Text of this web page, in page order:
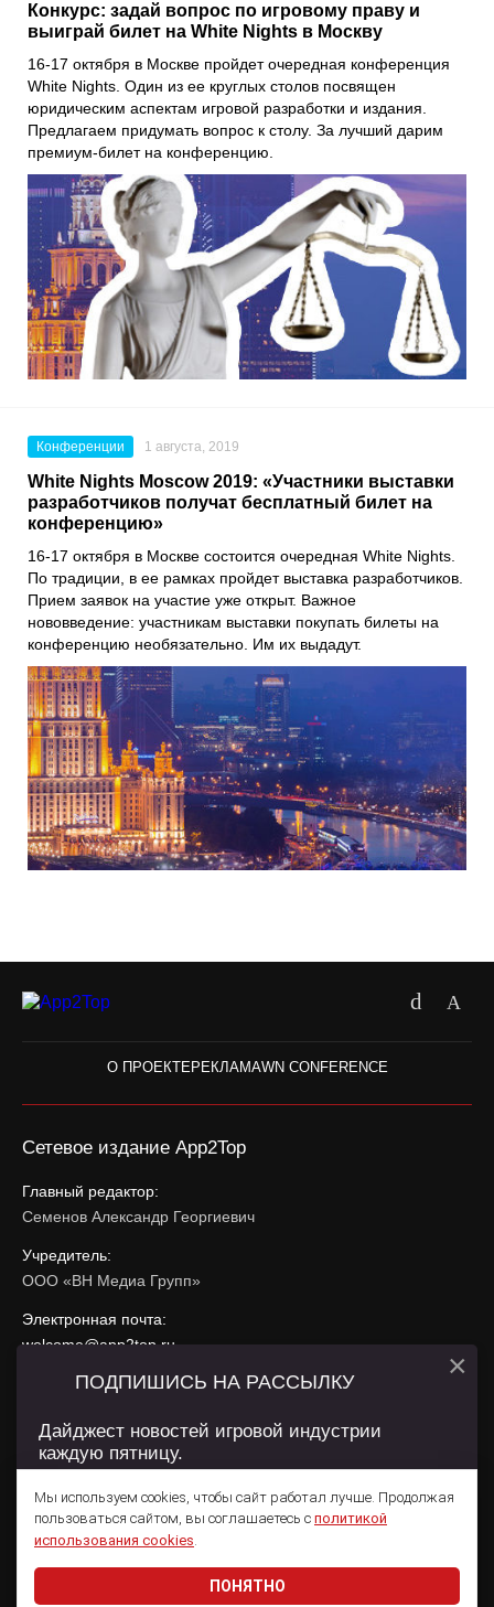
Конкурс: задай вопрос по игровому праву и
выиграй билет на White Nights в Москву
16-17 октября в Москве пройдет очередная конференция
White Nights. Один из ее круглых столов посвящен
юридическим аспектам игровой разработки и издания.
Предлагаем придумать вопрос к столу. За лучший дарим
премиум-билет на конференцию.
Конференции 1 августа, 2019
White Nights Moscow 2019: «Участники выставки
разработчиков получат бесплатный билет на
конференцию»
16-17 октября в Москве состоится очередная White Nights.
По традиции, в ее рамках пройдет выставка разработчиков.
Прием заявок на участие уже открыт. Важное
нововведение: участникам выставки покупать билеты на
конференцию необязательно. Им их выдадут.
О ПРОЕКТЕРЕКЛАМАWN CONFERENCE
Сетевое издание App2Top
Главный редактор:
Семенов Александр Георгиевич
Учредитель:
ООО «ВН Медиа Групп»
Электронная почта:
welcome@app2top.ru
При использовании материалов активная ссылка на
Сайт использует IP адреса, cookie, данные геолокации
использования содержатся вПолитике конфиденциальностии
Пользовательском соглашении .
© 2011 — 2026 App2Top 16+
Мы используем cookies, чтобы сайт работал лучше. Продолжая
пользоваться сайтом, вы соглашаетесь с политикой
использования cookies.
ПОНЯТНО
ПОДПИШИСЬ НА РАССЫЛКУ
Дайджест новостей игровой индустрии
каждую пятницу.
Даю согласие на обработкуперсональных данных
×